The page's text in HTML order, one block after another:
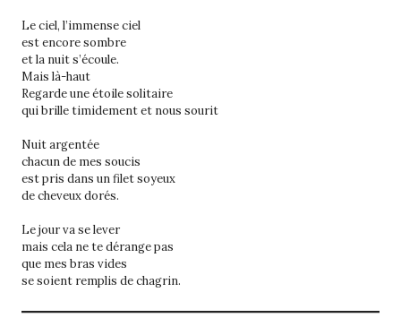
Le ciel, l’immense ciel
est encore sombre
et la nuit s’écoule.
Mais là-haut
Regarde une étoile solitaire
qui brille timidement et nous sourit
Nuit argentée
chacun de mes soucis
est pris dans un filet soyeux
de cheveux dorés.
Le jour va se lever
mais cela ne te dérange pas
que mes bras vides
se soient remplis de chagrin.